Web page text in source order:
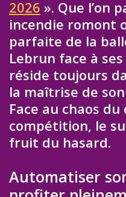
2026 ». Que l’on
incendie romont
parfaite de la
Lebrun face à
réside toujours
la maîtrise de
Face au chaos
compétition, le
fruit du hasard.
Automatiser